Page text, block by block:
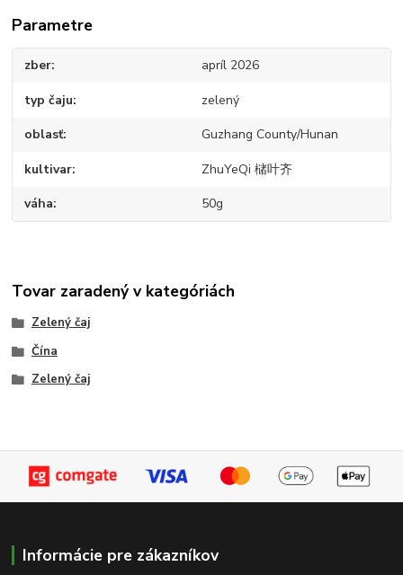
Parametre
zber apríl 2026
typ čaju zelený
oblasť Guzhang County/Hunan
kultivar ZhuYeQi 槠叶齐
váha 50g
Tovar zaradený v kategóriách
Zelený čaj
Čína
Zelený čaj
Informácie pre zákazníkov